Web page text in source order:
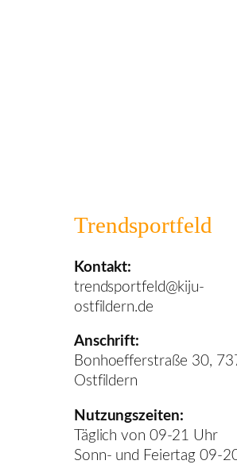
Trendsportfeld
Kontakt:
trendsportfeld@kiju-
ostfildern.de
Anschrift:
Bonhoefferstraße 30,
Ostfildern
Nutzungszeiten:
Täglich von 09-21 Uhr
Sonn- und Feiertag 09-